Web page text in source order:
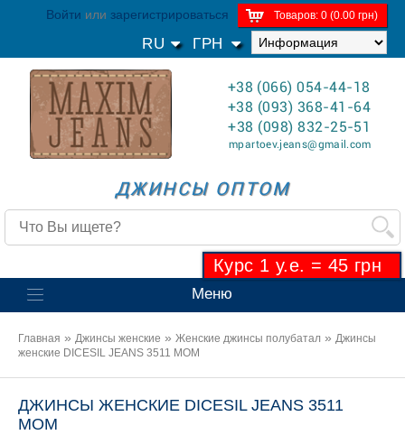
Товаров: 0 (0.00 грн)
Войти или зарегистрироваться
ГРН
RU
ДЖИНСЫ ОПТОМ
+38 (066) 054-44-18
+38 (093) 368-41-64
+38 (098) 832-25-51
mpartoev.jeans@gmail.com
Курс 1 у.е. = 45 грн
Меню
Главная » Джинсы женские » Женские джинсы полубатал » Джинсы
женские DICESIL JEANS 3511 MOM
ДЖИНСЫ ЖЕНСКИЕ DICESIL JEANS 3511
MOM